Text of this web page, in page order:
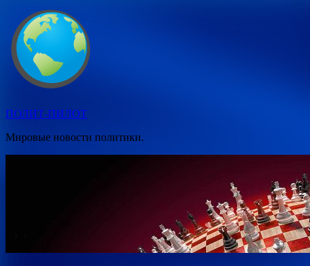
Перейти
содержимому
ПОЛИТ-ПИЛОТ
Мировые новости политики.